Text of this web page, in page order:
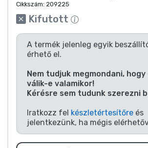
Cikkszám: 209225
Kifutott
A termék jelenleg egyik
érhető el.
Nem tudjuk megmondani,
válik-e valamikor!
Kérésre sem tudunk szerezni
Iratkozz fel készletértesítőre és
jelentkezünk, ha mégis
Sportos cuccok
Zenés cuccok
Terméktípusok
Márkák